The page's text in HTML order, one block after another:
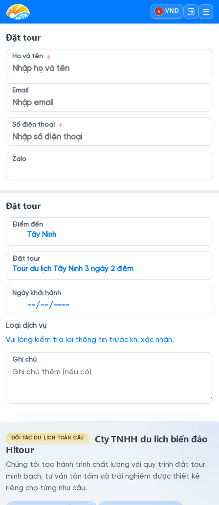
·VND
Đặt tour
Họ và tên
Email
Số điện thoại
Zalo
Đặt tour
Điểm đến
Tây Ninh
Đặt tour
Tour du lịch Tây Ninh 3 ngày 2 đêm
Ngày khởi hành
Loại dịch vụ
Vui lòng kiểm tra lại thông tin trước khi xác nhận.
Ghi chú
ĐỐI TÁC DU LỊCH TOÀN CẦU
Cty TNHH du lich biển đảo
Hitour
Chúng tôi tạo hành trình chất lượng với quy trình đặt tour
minh bạch, tư vấn tận tâm và trải nghiệm được thiết kế
riêng cho từng nhu cầu.